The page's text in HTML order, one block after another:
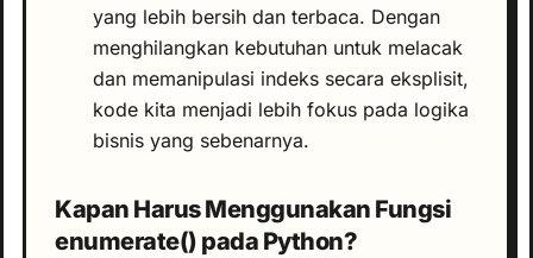
yang lebih bersih dan terbaca. Dengan
menghilangkan kebutuhan untuk melacak
dan memanipulasi indeks secara eksplisit,
kode kita menjadi lebih fokus pada logika
bisnis yang sebenarnya.
Kapan Harus Menggunakan Fungsi
enumerate() pada Python?